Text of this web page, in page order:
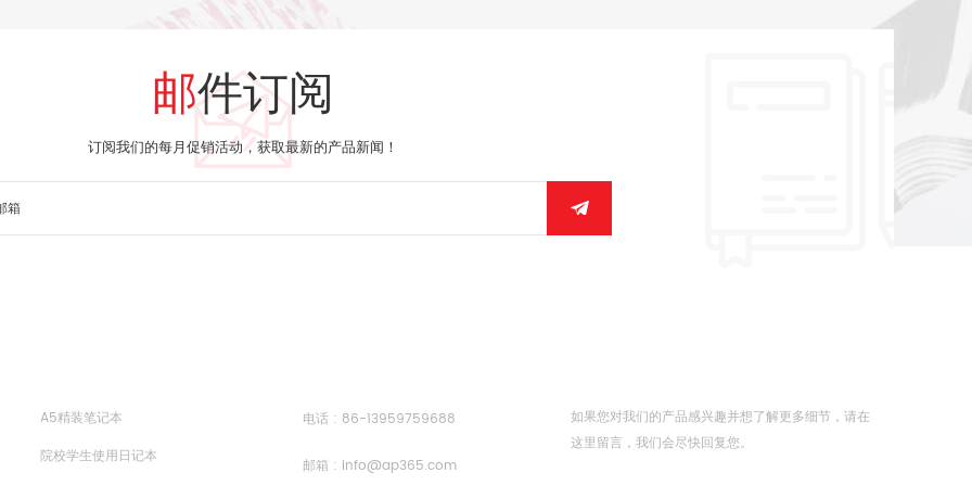
邮件订阅
订阅我们的每月促销活动，获取最新的产品新闻！
A5精装笔记本
院校学生使用日记本
电话 : 86-13959759688
邮箱 : info@ap365.com
如果您对我们的产品感兴趣并想了解更多细节，请在
这里留言，我们会尽快回复您。